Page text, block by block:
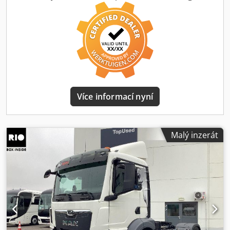
, počet míst k sezení: , Vybavení:
nezávislé topení, tempomat, uzávěrka diferenciálu
Barva: červená, provozní hmotnost: 8 430 kg, maximální
povolená hmotnost: 18 000 kg, 1. náprava: 385/65 R22.5, 2.
náprava: 315/80 R22.5, vzduchové odpružení, retardér:
Scania R 3500, digitální tachograf, sedlové spojení: JOST
JSK37C-Z 150, -610 mm, elektronický brzdový systém EBS,
elektronický stabilizační program ESP, automatická
klimatizace, adaptivní tempomat ACC, světlomety H7,
automatické spínání světel, regulace dosahu světlometů,
příprava pro handsfree Bluetooth, senzor deště,
zrcátka elektricky ovládaná a vyhřívaná, boční zrcátka,
širokoúhlá zrcátka, deflektory, ukazatel zatížení nápravy,
asistent pro rozjezd do kopce, LED denní světla, zásuvka
1x15pólová, telematický systém, boční kryty, kabina
Highline, 1 lůžko, kola ALCOA DuraBright, plné vzduchové
odpružení, plný spoiler, pomocný pohon EG 653P,
hydraulický systém, převodovka Opticruise s overdrive
GRSO905 R, přední náprava 8,0 t, rozvor 3750, světelná
lišta, vzduchové klaksony, střešní okna, centrální mazání,
Více informací nyní
Malý inzerát